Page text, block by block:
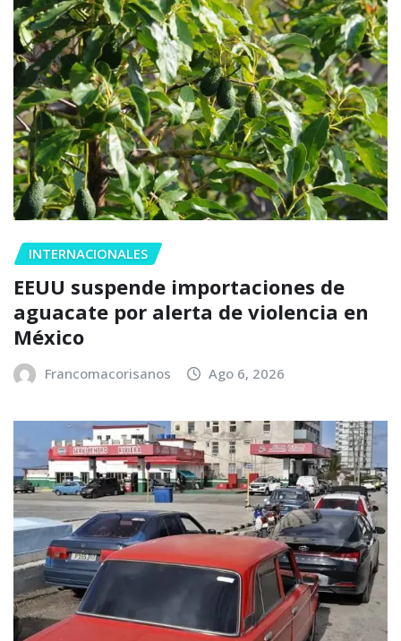
INTERNACIONALES
EEUU suspende importaciones de
aguacate por alerta de violencia en
México
Francomacorisanos Ago 6, 2026